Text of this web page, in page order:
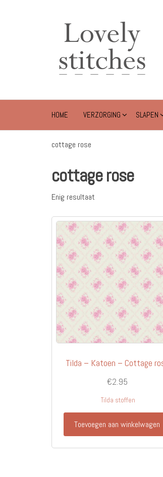
HOME VERZORGING SLAPEN
cottage rose
cottage rose
Enig resultaat
Tilda – Katoen – Cottage
€2.95
Tilda stoffen
Toevoegen aan winkelwagen